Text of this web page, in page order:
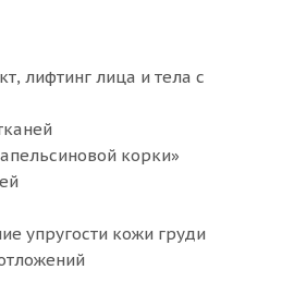
лифтинг лица и тела с
корки»
упругости кожи груди